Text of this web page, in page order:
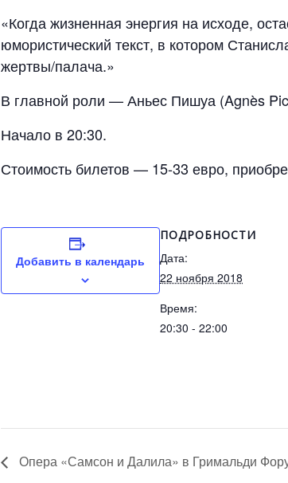
«Когда жизненная энергия на исходе,
юмористический текст, в котором
жертвы/палача.»
В главной роли — Аньес Пишуа (Agnès
Начало в 20:30.
Стоимость билетов — 15-33 евро,
Добавить в календарь
ПОДРОБНОСТИ
Дата:
22 ноября 2018
Время:
20:30 - 22:00
Опера «Самсон и Далила» в Гримальди